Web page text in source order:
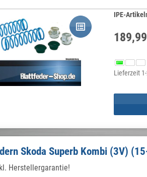
IPE-
Lieferzeit
Skoda Superb Kombi (3V)
Herstellergarantie!